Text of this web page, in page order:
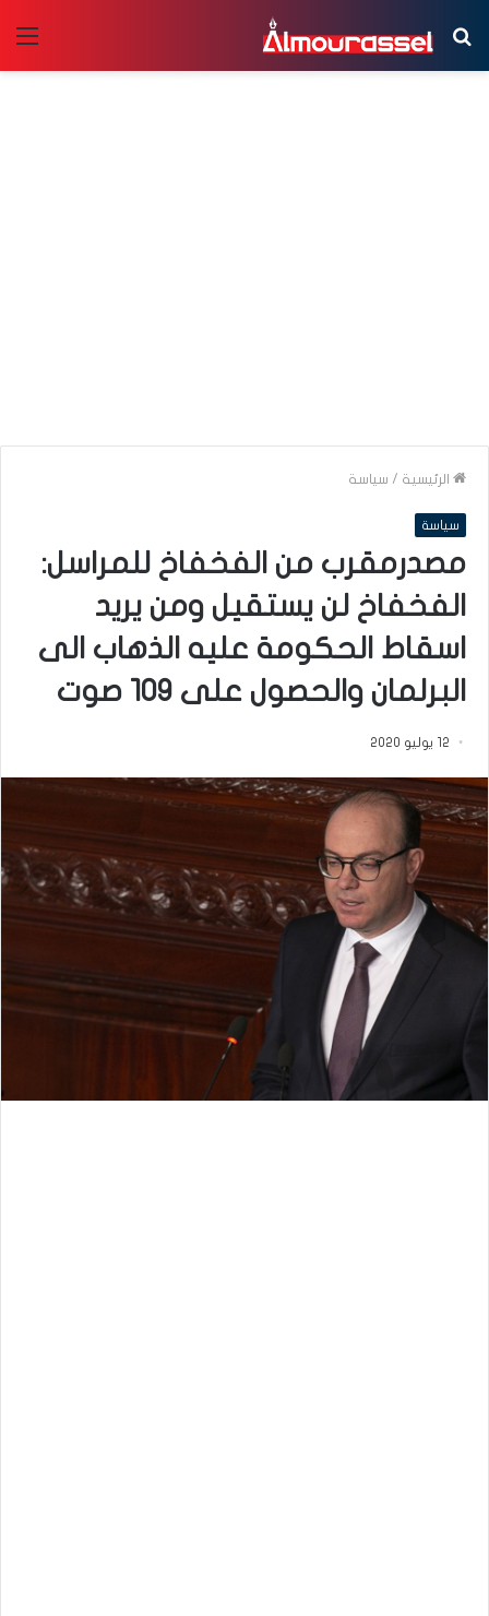
بحث
عن
الرئيسية / سياسة
سياسة
مصدرمقرب من الفخفاخ للمراسل:
الفخفاخ لن يستقيل ومن يريد
اسقاط الحكومة عليه الذهاب الى
البرلمان والحصول على 109 صوت
12 يوليو 2020